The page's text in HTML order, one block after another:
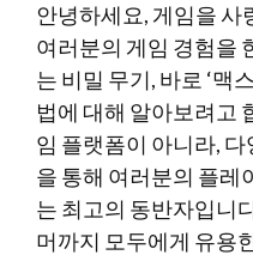
안녕하세요, 게임을 사
여러분의 게임 경험을
는 비밀 무기, 바로 ‘맥
법에 대해 알아보려고
임 플랫폼이 아니라,
을 통해 여러분의 플레
는 최고의 동반자입니
머까지 모두에게 유용